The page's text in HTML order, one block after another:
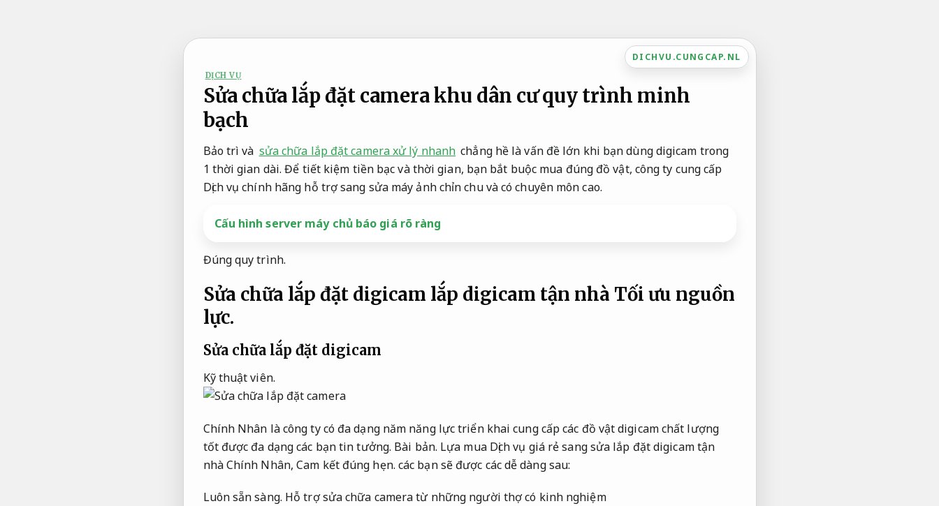
DICHVU.CUNGCAP.NL
DỊCH VỤ
Sửa chữa lắp đặt camera khu dân cư quy trình minh
bạch
Bảo trì và sửa chữa lắp đặt camera xử lý nhanh chẳng hề là vấn đề lớn khi bạn dùng digicam trong
1 thời gian dài. Để tiết kiệm tiền bạc và thời gian, bạn bắt buộc mua đúng đồ vật, công ty cung cấp
Dịch vụ chính hãng hỗ trợ sang sửa máy ảnh chỉn chu và có chuyên môn cao.
Cấu hình server máy chủ báo giá rõ ràng
Đúng quy trình.
Sửa chữa lắp đặt digicam lắp digicam tận nhà Tối ưu nguồn
lực.
Sửa chữa lắp đặt digicam
Kỹ thuật viên.
Chính Nhân là công ty có đa dạng năm năng lực triển khai cung cấp các đồ vật digicam chất lượng
tốt được đa dạng các bạn tin tưởng. Bài bản. Lựa mua Dịch vụ giá rẻ sang sửa lắp đặt digicam tận
nhà Chính Nhân,Cam kết đúng hẹn. các bạn sẽ được các dễ dàng sau:
Luôn sẵn sàng. Hỗ trợ sửa chữa camera từ những người thợ có kinh nghiệm